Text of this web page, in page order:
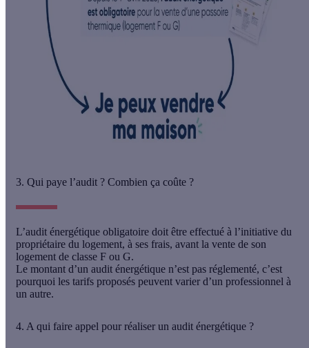
3. Qui paye l’audit ? Combien ça coûte ?
L’audit énergétique obligatoire doit être effectué à l’initiative du
propriétaire du logement, à ses frais, avant la vente de son
logement de classe F ou G.
Le montant d’un audit énergétique n’est pas réglementé, c’est
pourquoi les tarifs proposés peuvent varier d’un professionnel à
un autre.
4. A qui faire appel pour réaliser un audit énergétique ?